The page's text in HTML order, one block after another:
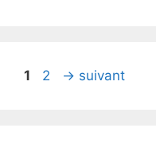
Page
1 Page
2 → suivant